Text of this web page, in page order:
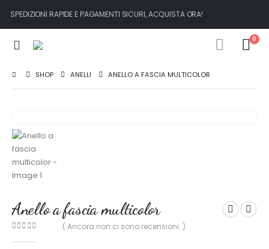
SPEDIZIONI RAPIDE E PAGAMENTI SICURI, ACQUISTA ORA!
0
SHOP ANELLI ANELLO A FASCIA MULTICOLOR
Anello a fascia multicolor
( Ancora non ci sono recensioni. )